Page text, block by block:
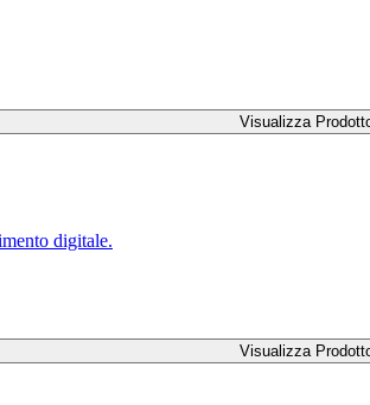
Visualizza
digitale.
Visualizza